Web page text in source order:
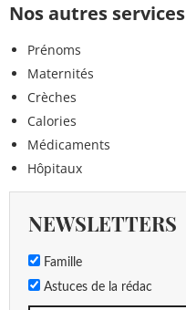
Nos autres services
Prénoms
Maternités
Crèches
Calories
Médicaments
Hôpitaux
NEWSLETTERS
Famille
Astuces de la rédac